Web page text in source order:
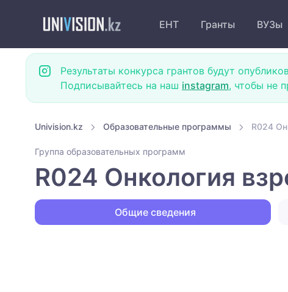
ЕНТ Гранты ВУЗы
Результаты конкурса грантов будут
Подписывайтесь на наш instagram, чтобы не
Univision.kz Образовательные программы R024
Группа образовательных программ
R024 Онкология
Общие сведения